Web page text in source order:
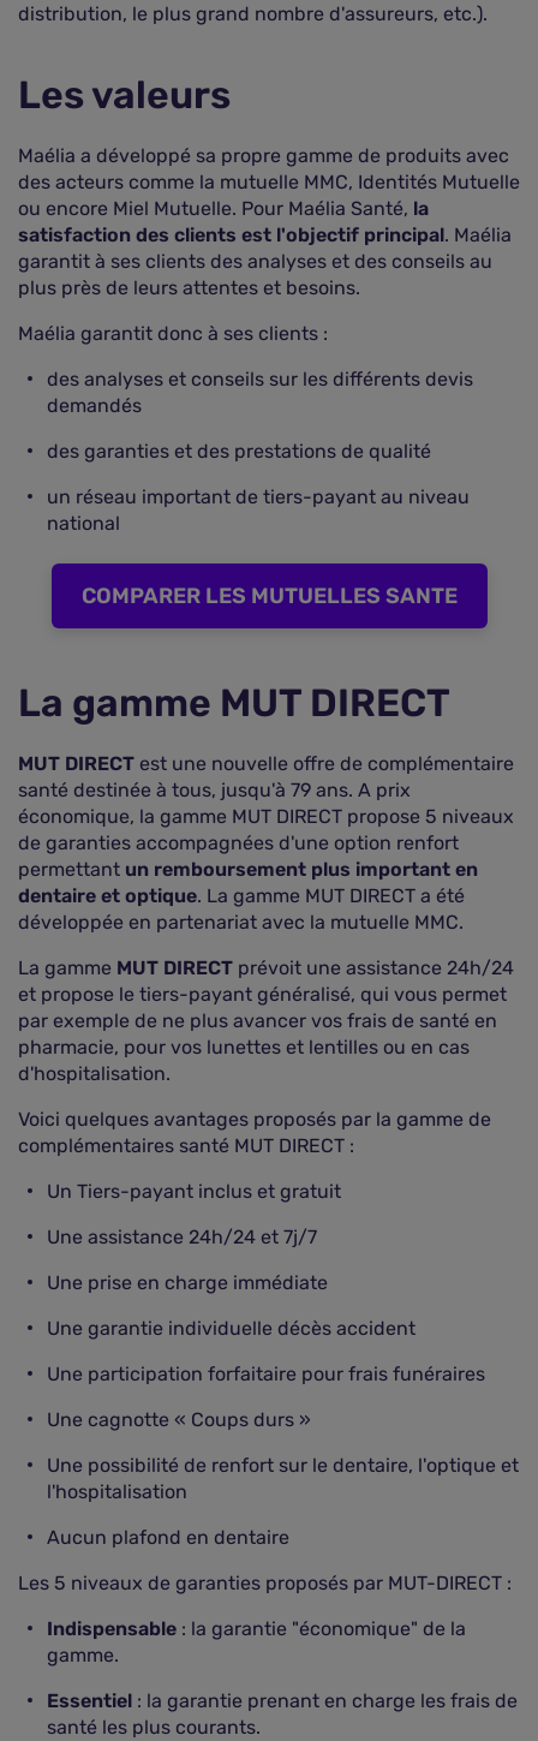
distribution, le plus grand nombre d'assureurs, etc.).
Les valeurs
Maélia a développé sa propre gamme de produits avec
des acteurs comme la mutuelle MMC, Identités Mutuelle
ou encore Miel Mutuelle. Pour Maélia Santé, la
satisfaction des clients est l'objectif principal. Maélia
garantit à ses clients des analyses et des conseils au
plus près de leurs attentes et besoins.
Maélia garantit donc à ses clients :
des analyses et conseils sur les différents devis
demandés
des garanties et des prestations de qualité
un réseau important de tiers-payant au niveau
national
COMPARER LES MUTUELLES SANTE
La gamme MUT DIRECT
MUT DIRECT est une nouvelle offre de complémentaire
santé destinée à tous, jusqu'à 79 ans. A prix
économique, la gamme MUT DIRECT propose 5 niveaux
de garanties accompagnées d'une option renfort
permettant un remboursement plus important en
dentaire et optique. La gamme MUT DIRECT a été
développée en partenariat avec la mutuelle MMC.
La gamme MUT DIRECT prévoit une assistance 24h/24
et propose le tiers-payant généralisé, qui vous permet
par exemple de ne plus avancer vos frais de santé en
pharmacie, pour vos lunettes et lentilles ou en cas
d'hospitalisation.
Voici quelques avantages proposés par la gamme de
complémentaires santé MUT DIRECT :
Un Tiers-payant inclus et gratuit
Une assistance 24h/24 et 7j/7
Une prise en charge immédiate
Une garantie individuelle décès accident
Une participation forfaitaire pour frais funéraires
Une cagnotte « Coups durs »
Une possibilité de renfort sur le dentaire, l'optique et
l'hospitalisation
Aucun plafond en dentaire
Les 5 niveaux de garanties proposés par MUT-DIRECT :
Indispensable : la garantie "économique" de la
gamme.
Essentiel : la garantie prenant en charge les frais de
santé les plus courants.